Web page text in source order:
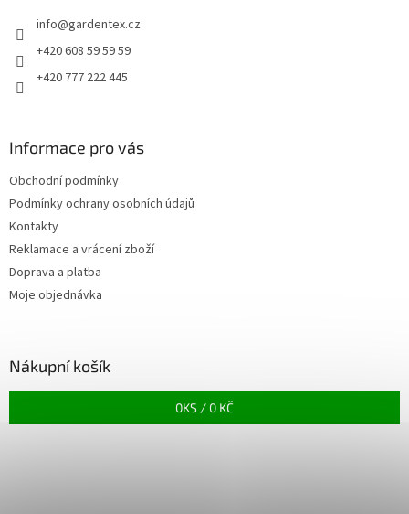
info@gardentex.cz
+420 608 59 59 59
+420 777 222 445
Informace pro vás
Obchodní podmínky
Podmínky ochrany osobních údajů
Kontakty
Reklamace a vrácení zboží
Doprava a platba
Moje objednávka
Nákupní košík
0KS / 0 KČ